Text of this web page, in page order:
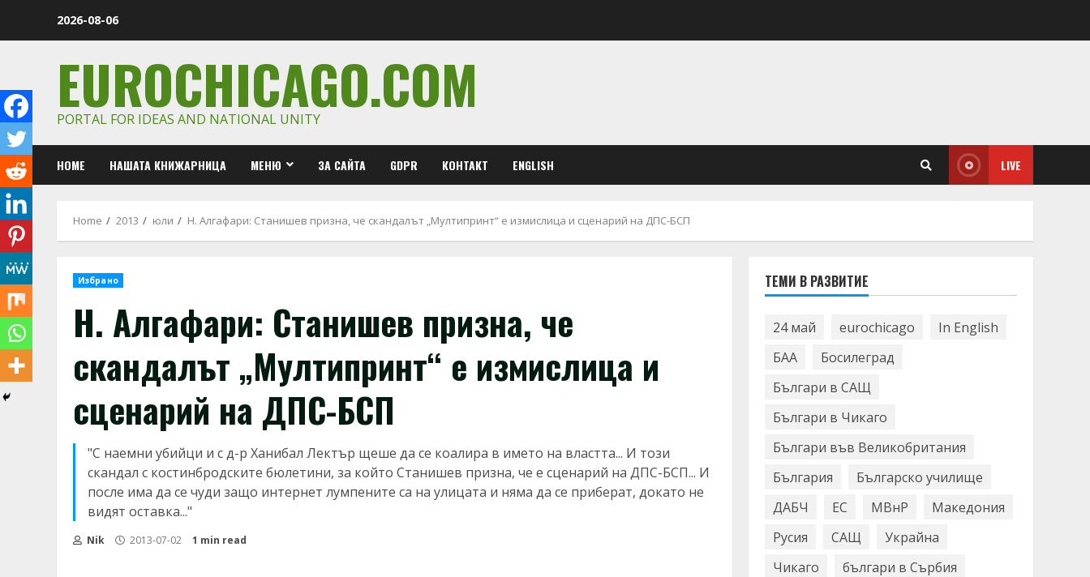
2026-08-06
EUROCHICAGO.COM
PORTAL FOR IDEAS AND NATIONAL UNITY
HOME НАШАТА КНИЖАРНИЦА МЕНЮ ЗА САЙТА GDPR КОНТАКТ ENGLISH LIVE
Home 2013 юли Н. Алгафари: Станишев призна, че скандалът „Мултипринт“ е измислица и сценарий на ДПС-БСП
Избрано
Н. Алгафари: Станишев призна, че
скандалът „Мултипринт“ е измислица и
сценарий на ДПС-БСП
"С наемни убийци и с д-р Ханибал Лектър щеше да се коалира в името на властта... И този
скандал с костинбродските бюлетини, за който Станишев призна, че е сценарий на ДПС-БСП... И
после има да се чуди защо интернет лумпените са на улицата и няма да се приберат, докато не
видят оставка..."
Nik 2013-07-02 1 min read
ТЕМИ В РАЗВИТИЕ
24 май eurochicago
In English
БАА
Босилеград
Българи в САЩ
Българи в Чикаго
Българи във Великобритания
България
Българско училище
ДАБЧ
ЕС МВнР
Македония
Русия
САЩ
Украйна
Чикаго
българи в Сърбия